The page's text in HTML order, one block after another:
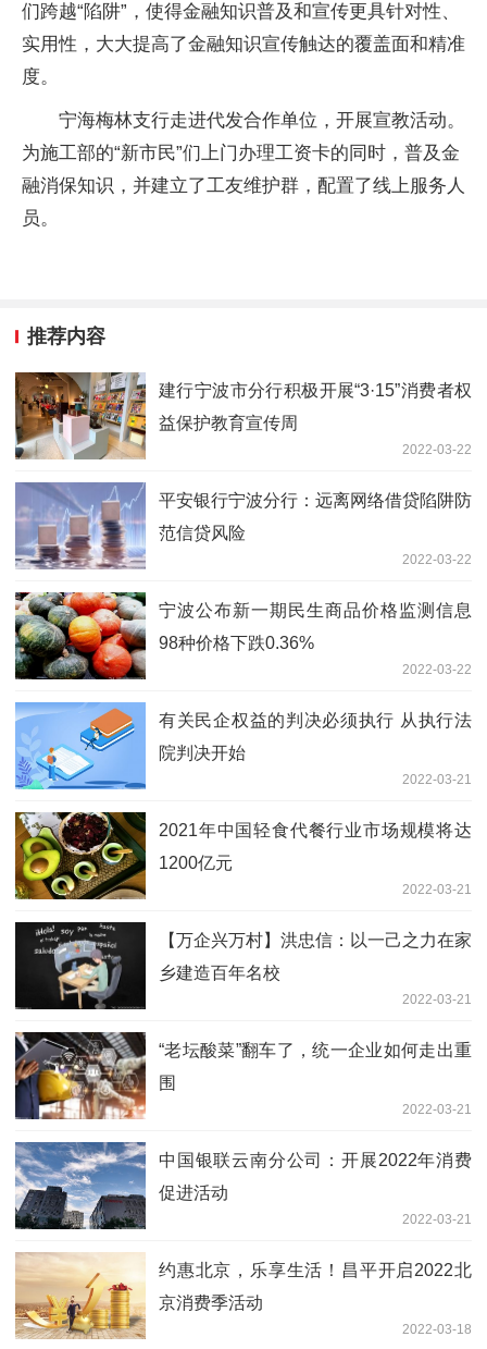
们跨越“陷阱”，使得金融知识普及和宣传更具针对性、
实用性，大大提高了金融知识宣传触达的覆盖面和精准
度。
宁海梅林支行走进代发合作单位，开展宣教活动。
为施工部的“新市民”们上门办理工资卡的同时，普及金
融消保知识，并建立了工友维护群，配置了线上服务人
员。
推荐内容
建行宁波市分行积极开展“3·15”消费者权
益保护教育宣传周
2022-03-22
平安银行宁波分行：远离网络借贷陷阱防
范信贷风险
2022-03-22
宁波公布新一期民生商品价格监测信息
98种价格下跌0.36%
2022-03-22
有关民企权益的判决必须执行 从执行法
院判决开始
2022-03-21
2021年中国轻食代餐行业市场规模将达
1200亿元
2022-03-21
【万企兴万村】洪忠信：以一己之力在家
乡建造百年名校
2022-03-21
“老坛酸菜”翻车了，统一企业如何走出重
围
2022-03-21
中国银联云南分公司：开展2022年消费
促进活动
2022-03-21
约惠北京，乐享生活！昌平开启2022北
京消费季活动
2022-03-18